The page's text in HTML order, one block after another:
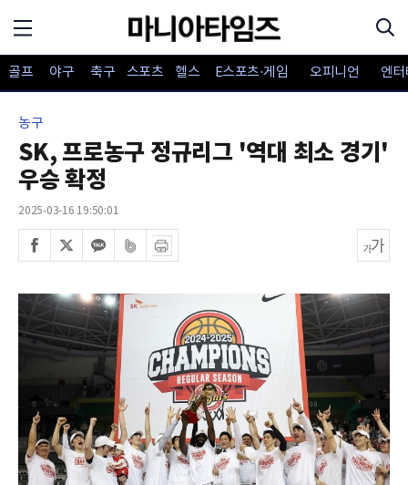
골프 야구 축구 스포츠 헬스 E스포츠·게임 오피니언 엔
농구
SK, 프로농구 정규리그 '역대 최소 경기'
우승 확정
2025-03-16 19:50:01